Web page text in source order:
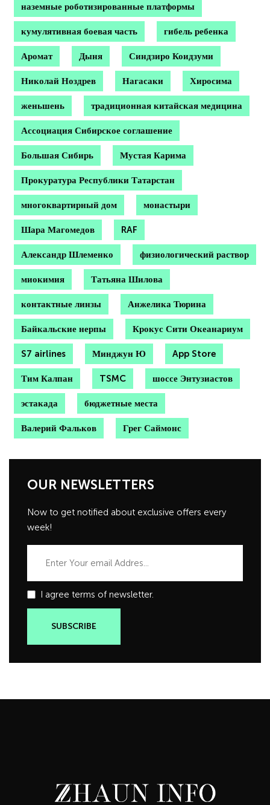
наземные роботизированные платформы
кумулятивная боевая часть гибель ребенка
Аромат Дыня Синдзиро Коидзуми
Николай Ноздрев Нагасаки Хиросима
женьшень традиционная китайская медицина
Ассоциация Сибирское соглашение
Большая Сибирь Мустая Карима
Прокуратура Республики Татарстан
многоквартирный дом монастыри
Шара Магомедов RAF
Александр Шлеменко физиологический раствор
миокимия Татьяна Шилова
контактные линзы Анжелика Тюрина
Байкальские нерпы Крокус Сити Океанариум
S7 airlines Минджун Ю App Store
Тим Калпан TSMC шоссе Энтузиастов
эстакада бюджетные места
Валерий Фальков Грег Саймонс
OUR NEWSLETTERS
Now to get notified about exclusive offers every
week!
I agree terms of newsletter.